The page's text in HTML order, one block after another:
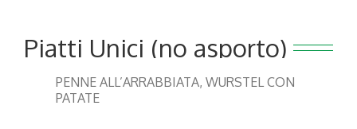
Piatti Unici (no asporto)
PENNE ALL’ARRABBIATA, WURSTEL CON
PATATE